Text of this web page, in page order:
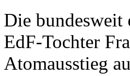
Die bundesweit
EdF-Tochter
Atomausstieg